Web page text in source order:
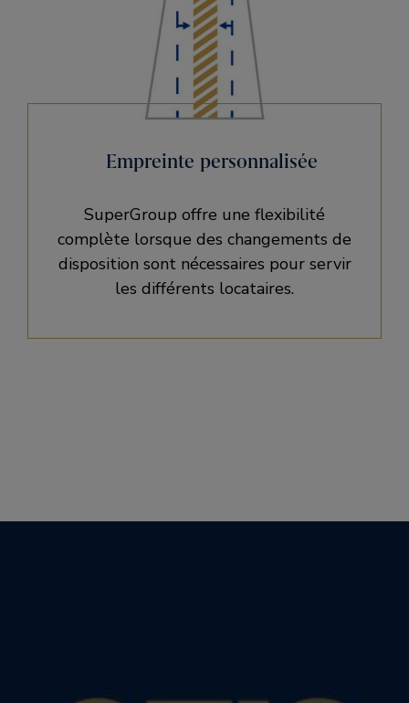
Empreinte personnalisée
SuperGroup offre une flexibilité
complète lorsque des changements de
disposition sont nécessaires pour servir
les différents locataires.